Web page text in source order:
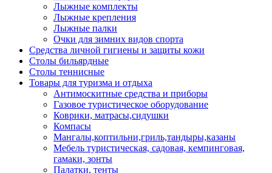
Лыжные комплекты
Лыжные крепления
Лыжные палки
Очки для зимних видов спорта
Средства личной гигиены и защиты кожи
Столы бильярдные
Столы теннисные
Товары для туризма и отдыха
Антимоскитные средства и приборы
Газовое туристическое оборудование
Коврики, матрасы,сидушки
Компасы
Мангалы,коптильни,гриль,тандыры,казаны
Мебель туристическая, садовая, кемпинговая,
гамаки, зонты
Палатки, тенты